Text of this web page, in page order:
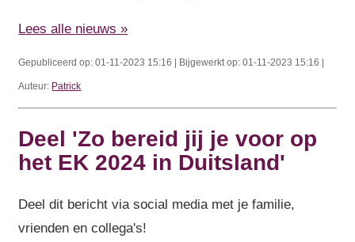
Lees alle nieuws »
Gepubliceerd op: 01-11-2023 15:16 | Bijgewerkt op: 01-11-2023 15:16 |
Auteur: Patrick
Deel 'Zo bereid jij je voor op
het EK 2024 in Duitsland'
Deel dit bericht via social media met je familie,
vrienden en collega's!